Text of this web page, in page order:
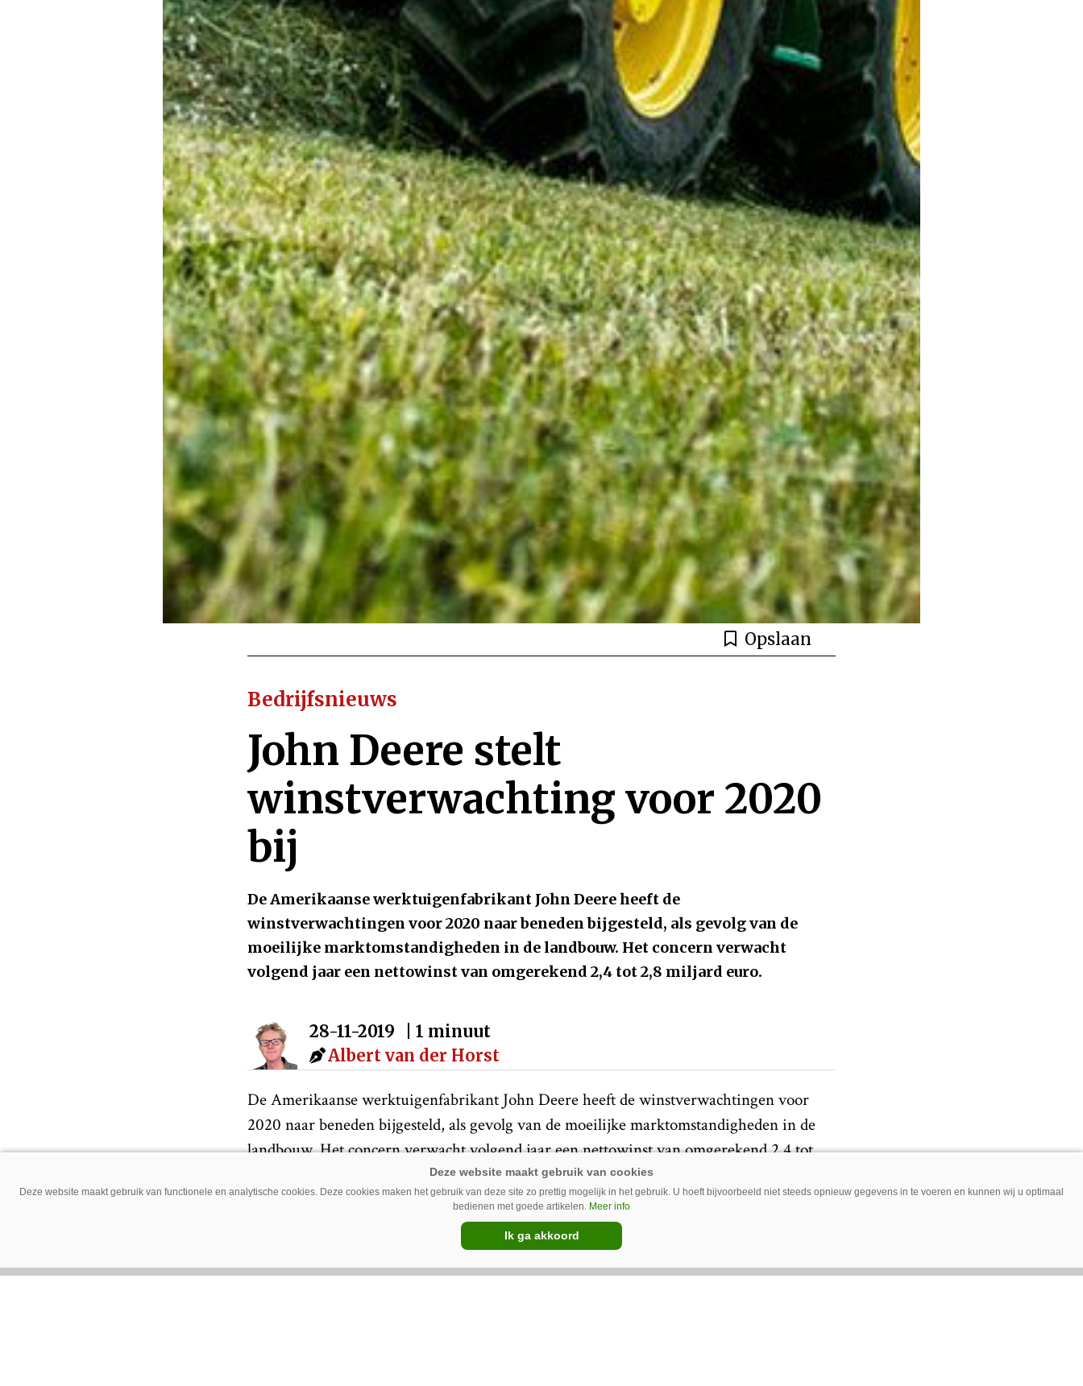
Opslaan
Bedrijfsnieuws
John Deere stelt
winstverwachting voor 2020
bij
De Amerikaanse werktuigenfabrikant John Deere heeft de
winstverwachtingen voor 2020 naar beneden bijgesteld, als gevolg van de
moeilijke marktomstandigheden in de landbouw. Het concern verwacht
volgend jaar een nettowinst van omgerekend 2,4 tot 2,8 miljard euro.
28-11-2019
| 1 minuut
Albert van der Horst
De Amerikaanse werktuigenfabrikant John Deere heeft de winstverwachtingen voor
2020 naar beneden bijgesteld, als gevolg van de moeilijke marktomstandigheden in de
landbouw. Het concern verwacht volgend jaar een nettowinst van omgerekend 2,4 tot
De wat getemperde verwachtingen voor 2020 zijn dit jaar nog niet zichtbaar. John
Deere sluit boekjaar 2019 af met een nettowinst van 2,9 miljard euro, ten opzichte van
Deze website maakt gebruik van functionele en analytische cookies. Deze cookies maken het gebruik van deze site zo prettig mogelijk in het gebruik. U hoeft bijvoorbeeld niet steeds opnieuw gegevens in te voeren en kunnen wij u optimaal
bedienen met goede artikelen. Meer info
Ik ga akkoord